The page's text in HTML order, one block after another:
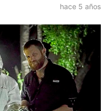
hace 5 años